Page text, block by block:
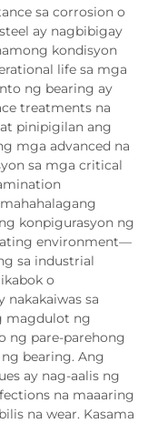
sa corrosion o
ay nagbibigay
kondisyon
life sa mga
ng bearing ay
treatments na
pinipigilan ang
mga advanced na
sa mga critical
konpigurasyon ng
environment—
sa industrial
o
nakakaiwas sa
magdulot ng
ng pare-parehong
bearing. Ang
ay nag-aalis ng
na maaaring
na wear. Kasama